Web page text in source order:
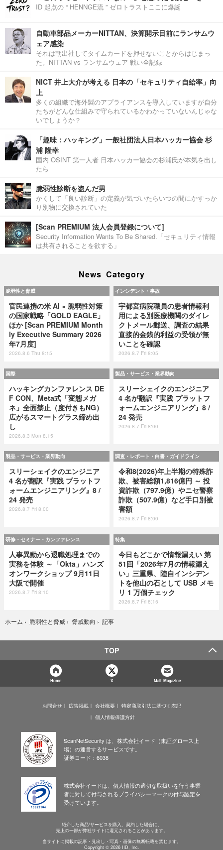
ID 起点の “ HENNGE流 ” ゼロトラストここに爆誕
自動車部品メーカーNITTAN、決算開示目前にランサムウ
ェア感染
それは朝出社してタイムカードを押せないことからはじまっ
た。NITTAN vs ランサムウェア 戦い全記録
NICT 井上大介が考える 日本の「セキュリティ自給率」向
上
多くの組織で海外製のアプライアンスを導入していますが自分
たちがどんな仕組みで守られているかわかっていないんじゃな
いでしょうか？
「趣味：ハッキング」一般社団法人日本ハッカー協会 杉
浦 隆幸
国内 OSINT 第一人者 日本ハッカー協会の杉浦氏が本気を出し
たら
脆弱性診断を盗んだ男
かくして「良い診断」の定義が気づいたらいつの間にかすっか
り別物に交換されていた
[Scan PREMIUM 法人会員登録について]
Security Information Wants To Be Shared.「セキュリティ情報
は共有されることを欲する」
News Category
脆弱性と脅威
官民連携の米 AI × 脆弱性対策
の国家戦略「GOLD EAGLE」
ほか [Scan PREMIUM Month
ly Executive Summary 2026
年7月度]
2026.8.6 Thu 8:15
インシデント・事故
宇都宮病院職員の患者情報利
用による別医療機関のダイレ
クトメール郵送、調査の結果
直接的金銭的利益の受領が無
いことを確認
2026.8.7 Fri 8:05
国際
ハッキングカンファレンス DE
F CON、Meta式「変態メガ
ネ」全面禁止（度付きもNG）
広がるスマートグラス締め出
し
2026.8.3 Mon 8:15
製品・サービス・業界動向
スリーシェイクのエンジニア
4 名が翻訳『実践 プラットフ
ォームエンジニアリング』8 /
24 発売
2026.8.7 Fri 8:00
製品・サービス・業界動向
スリーシェイクのエンジニア
4 名が翻訳『実践 プラットフ
ォームエンジニアリング』8 /
24 発売
2026.8.7 Fri 8:00
調査・レポート・白書・ガイドライン
令和8(2026)年上半期の特殊詐
欺、被害総額1,816億円 ～ 投
資詐欺（797.9億）やニセ警察
詐欺（507.9億）など手口別被
害額
2026.8.7 Fri 8:00
研修・セミナー・カンファレンス
人事異動から退職処理までの
実務を体験 ～「Okta」ハンズ
オンワークショップ 9月11日
大阪で開催
2026.8.7 Fri 8:10
特集
今日もどこかで情報漏えい 第
51回「2026年7月の情報漏え
い」三重県、陸自インシデン
トを他山の石として USB メモ
リ 1 万個チェック
2026.8.7 Fri 8:15
ホーム › 脆弱性と脅威 › 脅威動向 › 記事
TOP
Home X Mail Magazine
お問合せ 広告掲載 会社概要
特定商取引法に基づく表記
個人情報保護方針
ScanNetSecurity は、株式会社イード（東証グロース上
場）の運営するサービスです。
証券コード：6038
株式会社イードは、個人情報の適切な取扱いを行う事業
者に対して付与されるプライバシーマークの付与認定を
受けています。
紹介した商品/サービスを購入、契約した場合に、
売上の一部が弊社サイトに還元されることがあります。
当サイトに掲載の記事・見出し・写真・画像の無断転載を禁じます。
Copyright © 2026 IID, Inc.